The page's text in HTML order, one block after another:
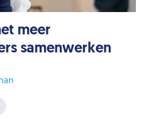
meer
samenwerken